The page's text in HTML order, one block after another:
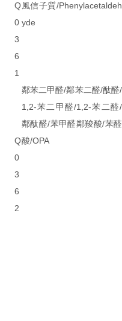
Q
0
3
6
1
風信子質/Phenylacetaldeh
yde
Q
0
3
6
2
鄰苯二甲醛/鄰苯二醛/酞醛/
1,2-苯二甲醛/1,2-苯二醛/
鄰酞醛/苯甲醛鄰羧酸/苯醛
酸/OPA